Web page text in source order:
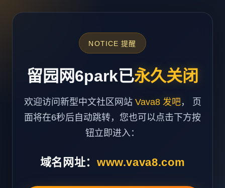
NOTICE 提醒
留园网6park已永久关闭
欢迎访问新型中文社区网站 Vava8 发吧， 页
面将在6秒后自动跳转，您也可以点击下方按
钮立即进入：
域名网址： www.vava8.com